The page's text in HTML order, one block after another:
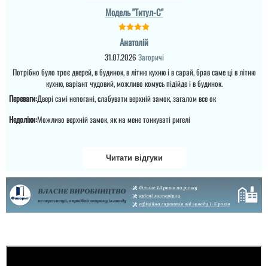
виглядають стильно,
забезпечують гарну
читати всі відгуки
Модель "Титул-C"
Анатолій
31.07.2026 Загоричі
Потрібно було троє дверей, в будинок, в літню кухню і в сарай, брав саме ці в літню
кухню, варіант чудовий, можливо комусь підійде і в будинок.
Переваги:Двері самі непогані, слабувати верхній замок, загалом все ок
Недоліки:Можливо верхній замок, як на мене тонкуваті ригелі
Читати відгуки